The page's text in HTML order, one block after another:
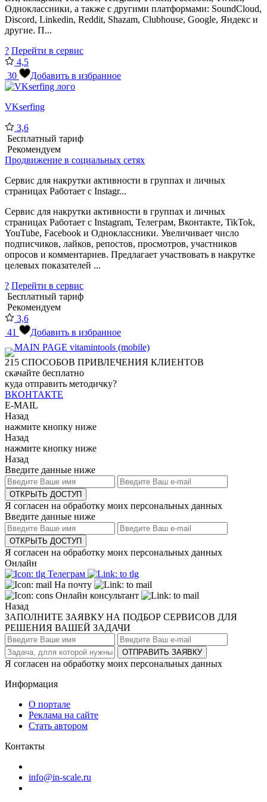
Одноклассники, а также с другими платформами: SoundCloud,
Discord, Linkedin, Reddit, Shazam, Clubhouse, Google, Яндекс и
другие. П...
? Перейти в сервис
4,5
30
Добавить в избранное
VKserfing
3,6
Бесплатный тариф
Рекомендуем
Продвижение в социальных сетях
Сервис для накрутки активности в группах и личных
страницах Работает с Instagr...
Сервис для накрутки активности в группах и личных
страницах Работает с Instagram, Телеграм, Вконтакте, TikTok,
YouTube, Facebook и Одноклассники. Увеличивает число
подписчиков, лайков, репостов, просмотров, участников
опросов и комментариев. Предлагает участвовать в накрутке
целевых показателей ...
? Перейти в сервис
Бесплатный тариф
Рекомендуем
3,6
41
Добавить в избранное
215 СПОСОБОВ ПРИВЛЕЧЕНИЯ КЛИЕНТОВ
скачайте бесплатно
куда отправить методичку?
ВКОНТАКТЕ
E-MAIL
Назад
нажмите кнопку ниже
Назад
нажмите кнопку ниже
Назад
Введите данные ниже
ОТКРЫТЬ ДОСТУП
Я согласен на обработку моих персональных данных
Введите данные ниже
ОТКРЫТЬ ДОСТУП
Я согласен на обработку моих персональных данных
Онлайн
Телеграм
На почту
Онлайн консультант
Назад
ЗАПОЛНИТЕ ЗАЯВКУ НА ПОДБОР СЕРВИСОВ ДЛЯ
РЕШЕНИЯ ВАШЕЙ ЗАДАЧИ
ОТПРАВИТЬ ЗАЯВКУ
Я согласен на обработку моих персональных данных
Информация
О портале
Реклама на сайте
Стать автором
Контакты
info@in-scale.ru